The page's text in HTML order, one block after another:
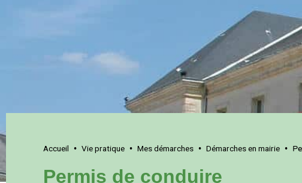
Accueil • Vie pratique • Mes démarches • Démarches en mairie •
Permis de conduire